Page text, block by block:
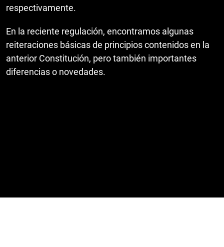
respectivamente.
En la reciente regulación, encontramos algunas
reiteraciones básicas de principios contenidos en la
anterior Constitución, pero también importantes
diferencias o novedades.